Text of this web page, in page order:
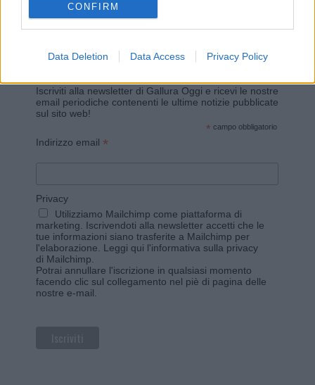
CONFIRM
Data Deletion Data Access Privacy Policy
Vuoi rimanere sempre aggiornato?
Iscriviti alla newsletter di Gallura Oggi e ricevi le nostre
email periodiche contenenti le ultime notizie pubblicate
sul sito web!
* campo obbligatorio
Indirizzo email *
Privacy
Utilizziamo Mailchimp come piattaforma di
marketing. Iscrivendoti alla newsletter accetti che le
tue informazioni siano trasferite a Mailchimp per
l'elaborazione. Leggi qui l'informativa sulla privacy
di Mailchimp
Potrai annullare l'iscrizione in qualsiasi momento
facendo clic sul collegamento nel piè di pagina delle
nostre e-mail.